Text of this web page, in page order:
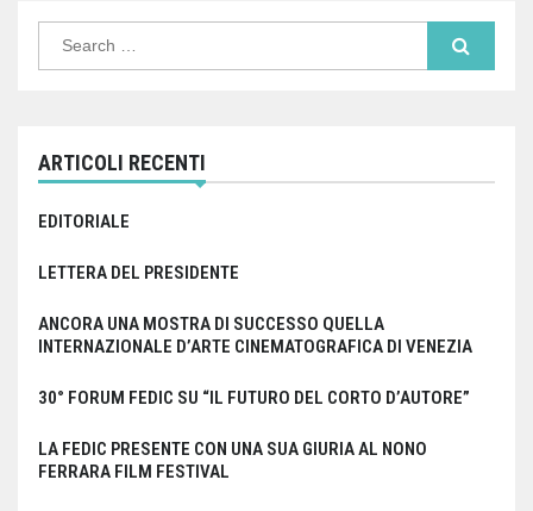
articoli
ARTICOLI RECENTI
EDITORIALE
LETTERA DEL PRESIDENTE
ANCORA UNA MOSTRA DI SUCCESSO QUELLA
INTERNAZIONALE D’ARTE CINEMATOGRAFICA DI VENEZIA
30° FORUM FEDIC SU “IL FUTURO DEL CORTO D’AUTORE”
LA FEDIC PRESENTE CON UNA SUA GIURIA AL NONO
FERRARA FILM FESTIVAL